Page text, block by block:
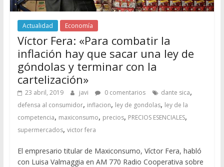
Actualidad Economía
Víctor Fera: «Para combatir la
inflación hay que sacar una ley de
góndolas y terminar con la
cartelización»
23 abril, 2019 javi 0 comentarios dante sica,
defensa al consumidor, inflacion, ley de gondolas, ley de la
competencia, maxiconsumo, precios, PRECIOS ESENCIALES,
supermercados, victor fera
El empresario titular de Maxiconsumo, Víctor Fera, habló
con Luisa Valmaggia en AM 770 Radio Cooperativa sobre